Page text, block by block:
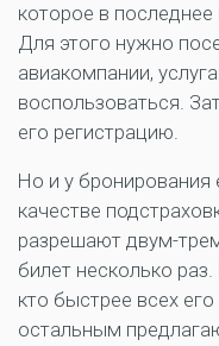
которое в
Для этого нужно
авиакомпании,
воспользоваться.
его регистрацию.
Но и у бронирования
качестве
разрешают двум-
билет несколько
кто быстрее всех
остальным